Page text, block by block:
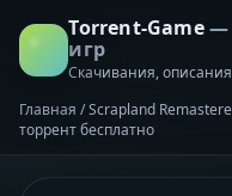
Torrent-Game—
игр
Скачивания,
Главная /Scrapland
торрент бесплатно